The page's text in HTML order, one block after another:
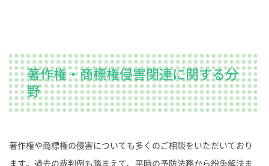
著作権・商標権侵害関連に関する分
野
著作権や商標権の侵害についても多くのご相談をいただいており
ます。過去の裁判例も踏まえて、平時の予防法務から紛争解決ま